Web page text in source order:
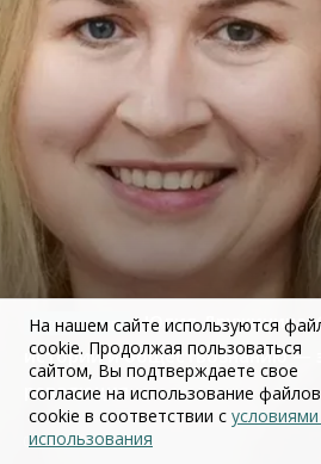
Юлия Дружинина:
истории и обществознанию —
революция
02 июля 2026
На нашем сайте используются
cookie. Продолжая пользоваться
сайтом, Вы подтверждаете свое
согласие на использование файлов
cookie в соответствии с
использования